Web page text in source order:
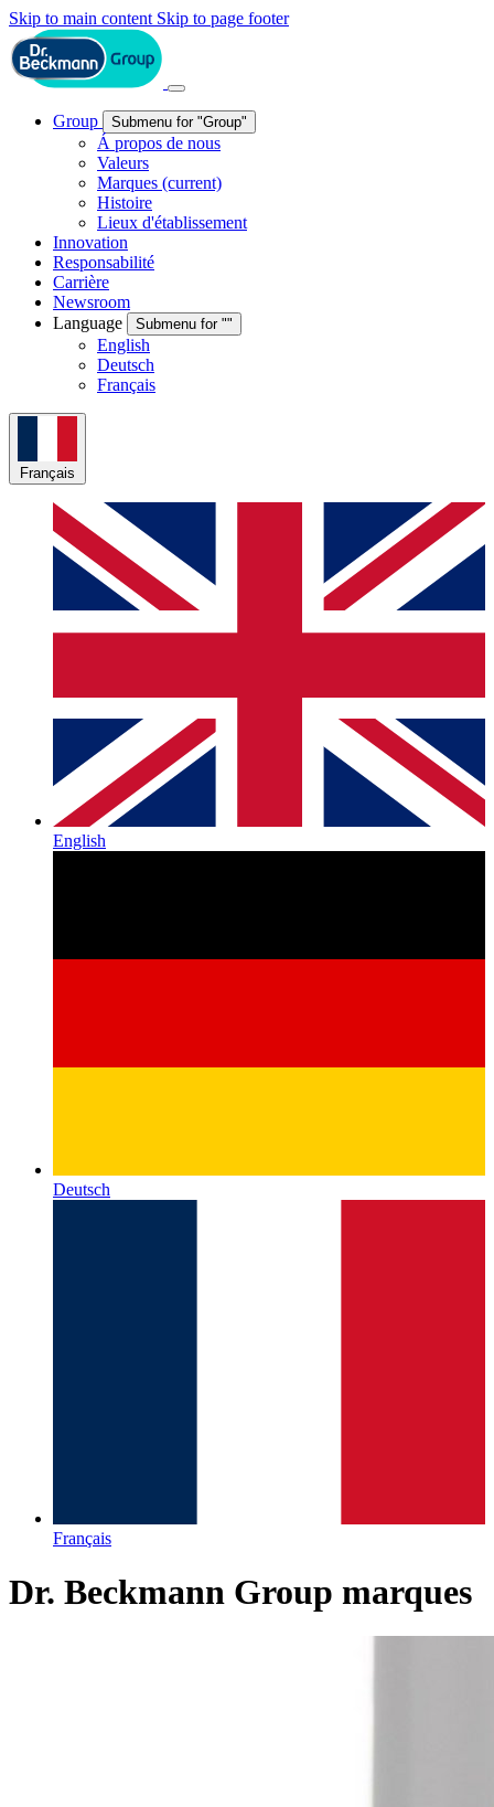
Skip to main content Skip to page footer
Group Submenu for "Group"
Á propos de nous
Valeurs
Marques (current)
Histoire
Lieux d'établissement
Innovation
Responsabilité
Carrière
Newsroom
Language
Submenu for ""
English
Deutsch
Français
Français
English
Deutsch
Français
Dr. Beckmann Group marques